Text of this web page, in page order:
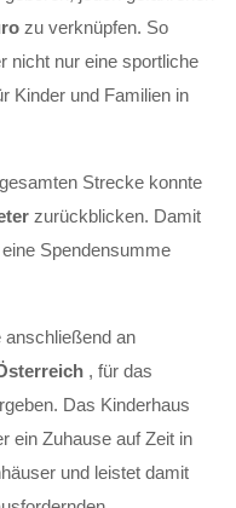
zu verknüpfen. So
nicht nur eine sportliche
Kinder und Familien in
Strecke konnte
zurückblicken. Damit
Spendensumme
an
, für das
Das Kinderhaus
ein Zuhause auf Zeit in
und leistet damit